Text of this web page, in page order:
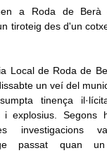
Local de Roda de
un veí del
tinença
i explosius. Segons
investigacions
passat quan